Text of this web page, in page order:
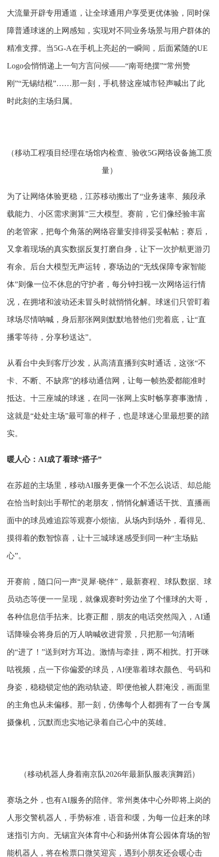
大流量开辟专用通道，让全球通用户享受更优体验，同时保
障普通球迷的上网感知，实现对不同业务场景与用户群体的
精准支撑。当5G-A在手机上亮起的一瞬间，后面紧随的UE
Logo会悄悄递上一句方言问候——“南哥绝摆”“常州赞
刚”“无锡结棍”……那一刻，手机替这座城市轻声喊出了此
时此刻的主场归属。
（移动工程项目经理在场馆内检查、验收5G网络设备施工质
量）
为了让网络体验更稳，江苏移动搬出了“业务速率、频段承
载能力、小区需求测算”三大模型。赛前，它们像经验丰富
的老管家，把每个角落的网络容量安排得妥妥帖帖；赛后，
又拿着现场的真实数据反复打磨自身，让下一次护航更游刃
有余。后台大模型无声运转，赛场边的“无线保障专家智能
体”则像一位不休息的守护者，每分钟扫视一次网络运行情
况，在拥堵和波动还未冒头时就悄悄化解。球迷们只管盯着
球场尽情呐喊，身后那张网则默默地替他们兜着底，让“直
播零等待，分享秒送达”。
从看台中央到客厅沙发，从高清直播到实时通话，这张“不
卡、不断、不缺席”的移动通信网，让每一帧热爱都能准时
抵达。十三座城的球迷，在同一张网上实时畅享赛事激情，
这就是“处处主场”最可靠的样子，也是球迷心里最想要的踏
实。
暖人心： AI成了看球“搭子”
在苏超的主场里，移动AI服务更像一个不怎么说话、却总能
在恰当时刻出手帮忙的老朋友，悄悄化解通话干扰、直播画
面中的球员难追踪等观赛小烦恼。从场内到场外，看得见、
摸得着的数智惊喜，让十三城球迷感受到同一种“主场贴
心”。
开赛前，随口问一声“灵犀·晓伴”，最新赛程、球队数据、球
员动态等便一一呈现，就像观赛时旁边坐了个懂球的大哥，
各种信息信手拈来。比赛正酣，朋友的电话突然闯入，AI通
话降噪会将身后的万人呐喊收进背景，只把那一句清晰
的“进了！”送到对方耳边。激情与牵挂，两不相扰。打开咪
咕视频，点一下你偏爱的球员，AI便靠着球衣颜色、号码和
身姿，稳稳锁定他的跑动轨迹。即便他被人群淹没，画面里
的主角也从未偏移。那一刻，仿佛每个人都拥有了一台专属
摄像机，沉默而忠实地记录着自己心中的英雄。
（移动机器人身着南京队2026年最新队服表演舞蹈）
赛场之外，也有AI服务的陪伴。常州奥体中心外即将上岗的
人形交警机器人，手势标准，语音和缓，为每一位赶来的球
迷指引方向。无锡宜兴体育中心和扬州体育公园体育场的智
能机器人，将在检票口微笑迎宾，遇到小朋友还会暖心击